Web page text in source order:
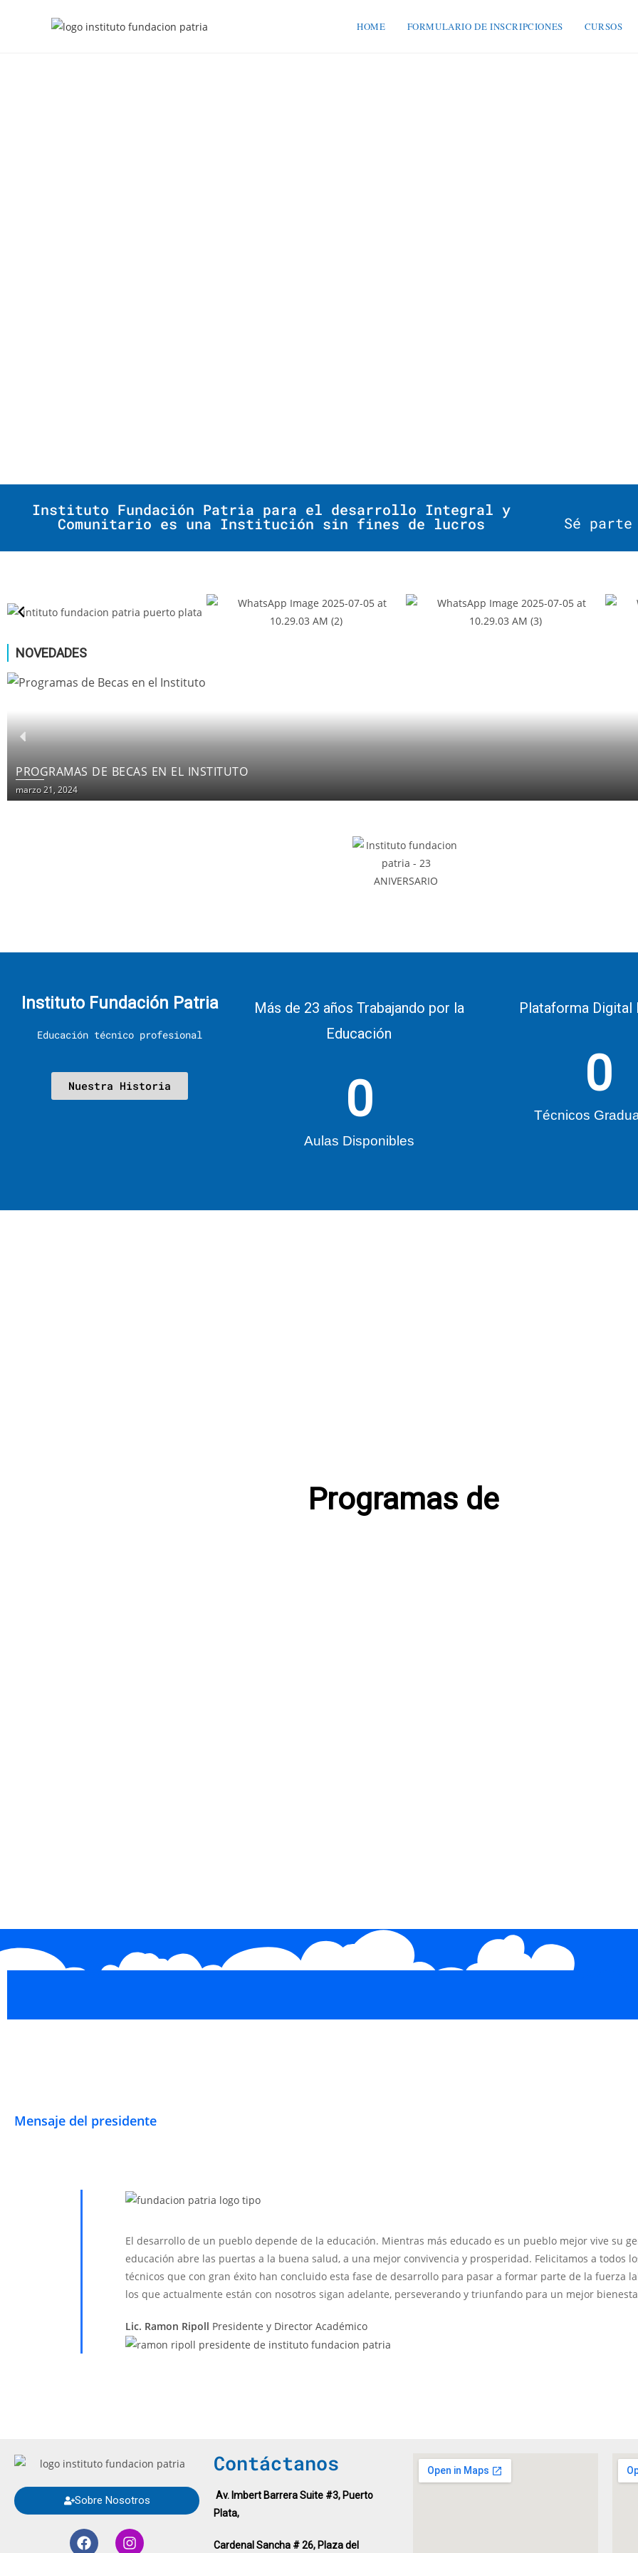
HOME FORMULARIO DE INSCRIPCIONES CURSOS
Instituto Fundación Patria para el desarrollo Integral y
Comunitario es una Institución sin fines de lucros Sé
NOVEDADES
PROGRAMAS DE BECAS EN EL INSTITUTO
marzo 21, 2024
Instituto Fundación Patria
Educación técnico profesional
Nuestra Historia
Más de 23 años Trabajando por la
Educación
Aulas Disponibles
0
Plataforma Digital
Técnicos
0
Programas de
Mensaje del presidente
El desarrollo de un pueblo depende de la educación. Mientras más educado es un pueblo mejor vive su
educación abre las puertas a la buena salud, a una mejor convivencia y prosperidad. Felicitamos a todos
técnicos que con gran éxito han concluido esta fase de desarrollo para pasar a formar parte de la fuerza
los que actualmente están con nosotros sigan adelante, perseverando y triunfando para un mejor
Lic. Ramon Ripoll Presidente y Director Académico
Sobre Nosotros
Contáctanos
Av. Imbert Barrera Suite #3, Puerto
Plata,
Cardenal Sancha # 26, Plaza del